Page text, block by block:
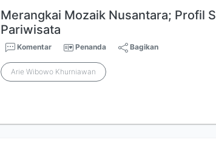
Merangkai Mozaik Nusantara; Profil
Pariwisata
Komentar Penanda Bagikan
Arie Wibowo Khurniawan